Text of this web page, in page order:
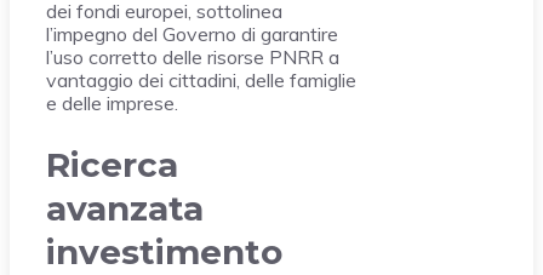
dei fondi europei, sottolinea
l’impegno del Governo di garantire
l’uso corretto delle risorse PNRR a
vantaggio dei cittadini, delle famiglie
e delle imprese.
Ricerca
avanzata
investimento